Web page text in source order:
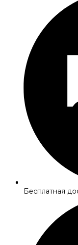
Бесплатная